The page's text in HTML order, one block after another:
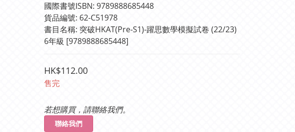
國際書號ISBN: 9789888685448
貨品編號: 62-C51978
書目名稱: 突破HKAT(Pre-S1)-躍思數學模擬試卷 (22/23)
6年級 [9789888685448]
HK$112.00
售完
若想購買，請聯絡我們。
聯絡我們